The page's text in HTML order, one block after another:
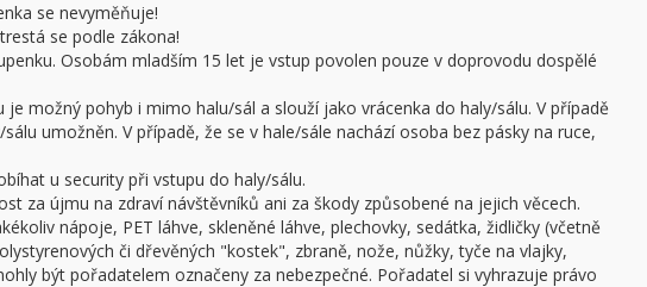
se nevyměňuje!
se podle zákona!
Osobám mladším 15 let je vstup povolen pouze v doprovodu dospělé
je možný pohyb i mimo halu/sál a slouží jako vrácenka do haly/sálu. V případě
umožněn. V případě, že se v hale/sále nachází osoba bez pásky na ruce,
u security při vstupu do haly/sálu.
za újmu na zdraví návštěvníků ani za škody způsobené na jejich věcech.
nápoje, PET láhve, skleněné láhve, plechovky, sedátka, židličky (včetně
či dřevěných "kostek", zbraně, nože, nůžky, tyče na vlajky,
být pořadatelem označeny za nebezpečné. Pořadatel si vyhrazuje právo